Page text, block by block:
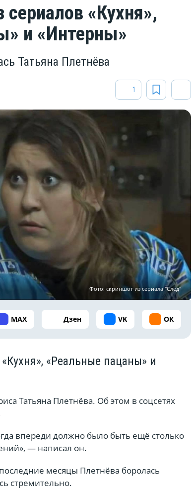
«Кухня»,
и «Интерны»
Татьяна Плетнёва
1
Фото: скриншот из сериала "След"
MAX Дзен VK ОК
«Реальные пацаны» и
Татьяна Плетнёва. Об этом в соцсетях
впереди должно было быть ещё столько
— написал он.
месяцы Плетнёва боролась
стремительно.